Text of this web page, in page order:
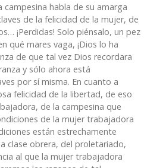
campesina habla de su amarga
de la felicidad de la mujer, de
¡Perdidas! Solo piénsalo, un pez
qué mares vaga, ¡Dios lo ha
de que tal vez Dios recordara
y sólo ahora está
por sí misma. En cuanto a
felicidad de la libertad, de eso
de la campesina que
de la mujer trabajadora
están estrechamente
clase obrera, del proletariado,
al que la mujer trabajadora